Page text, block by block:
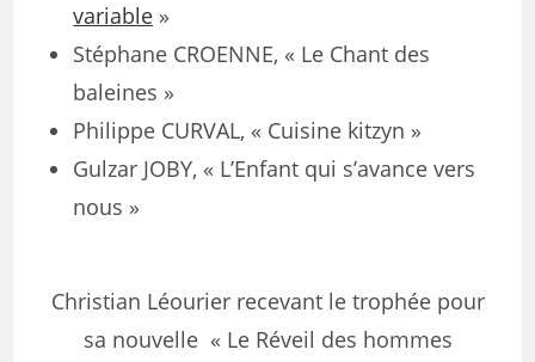
variable »
Stéphane CROENNE, « Le Chant des
baleines »
Philippe CURVAL, « Cuisine kitzyn »
Gulzar JOBY, « L’Enfant qui s’avance vers
nous »
Christian Léourier recevant le trophée pour
sa nouvelle « Le Réveil des hommes